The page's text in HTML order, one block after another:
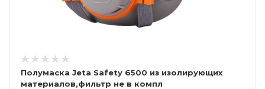
Полумаска Jeta Safety 6500 из изолирующих
материалов,фильтр не в компл